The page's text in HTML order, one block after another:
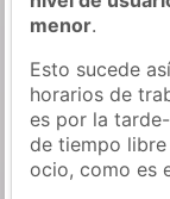
menor.
Esto sucede
horarios de
es por la
de tiempo
ocio, como es